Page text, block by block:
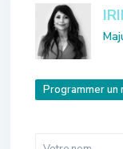
Programmer un